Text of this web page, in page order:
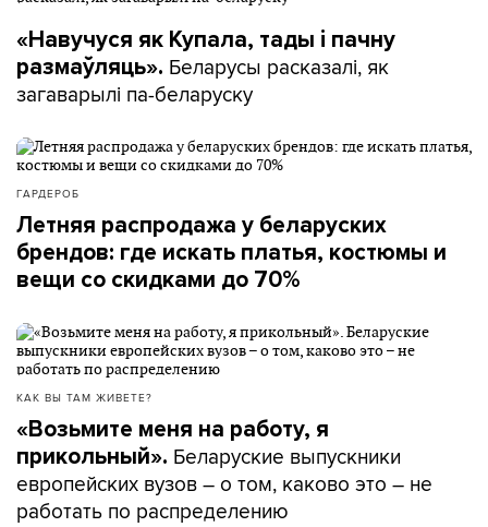
«Навучуся як Купала, тады і пачну
размаўляць». Беларусы расказалі, як
загаварылі па-беларуску
ГАРДЕРОБ
Летняя распродажа у беларуских
брендов: где искать платья, костюмы и
вещи со скидками до 70%
КАК ВЫ ТАМ ЖИВЕТЕ?
«Возьмите меня на работу, я
прикольный». Беларуские выпускники
европейских вузов – о том, каково это – не
работать по распределению